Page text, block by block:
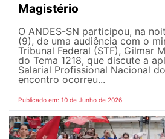
Magistério
O ANDES-SN participou, na
(9), de uma audiência com o
Tribunal Federal (STF), Gilmar
do Tema 1218, que discute a
Salarial Profissional Nacional
encontro ocorreu...
Publicado em: 10 de Junho de 2026